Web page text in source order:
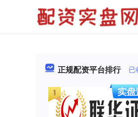
正规配资平台排行 已